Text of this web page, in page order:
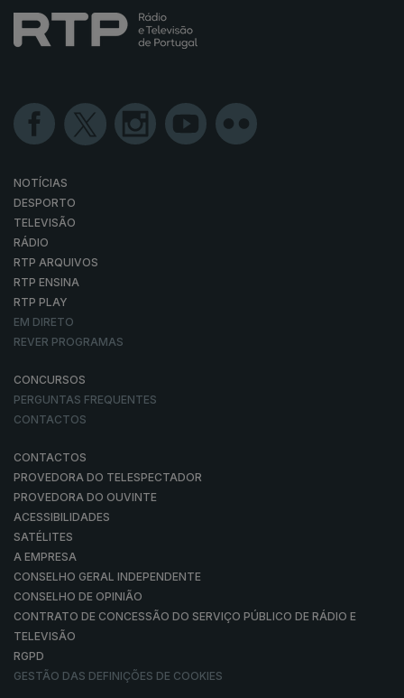
NOTÍCIAS
DESPORTO
TELEVISÃO
RÁDIO
RTP ARQUIVOS
RTP ENSINA
RTP PLAY
EM DIRETO
REVER PROGRAMAS
CONCURSOS
PERGUNTAS FREQUENTES
CONTACTOS
CONTACTOS
PROVEDORA DO TELESPECTADOR
PROVEDORA DO OUVINTE
ACESSIBILIDADES
SATÉLITES
A EMPRESA
CONSELHO GERAL INDEPENDENTE
CONSELHO DE OPINIÃO
CONTRATO DE CONCESSÃO DO SERVIÇO PÚBLICO DE RÁDIO E
TELEVISÃO
RGPD
GESTÃO DAS DEFINIÇÕES DE COOKIES